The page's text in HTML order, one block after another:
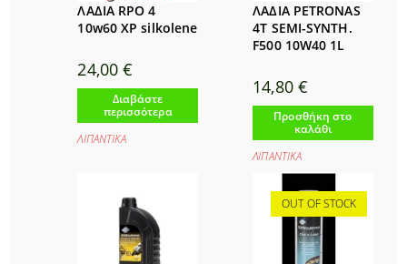
ΛΑΔΙΑ RPO 4
10w60 XP silkolene
24,00€
Διαβάστε
περισσότερα
ΛΙΠΑΝΤΙΚΑ
ΛΑΔΙΑ PETRONAS
4T SEMI-SYNTH.
F500 10W40 1L
14,80 €
Προσθήκη στο
καλάθι
ΛΙΠΑΝΤΙΚΑ
OUT OF STOCK